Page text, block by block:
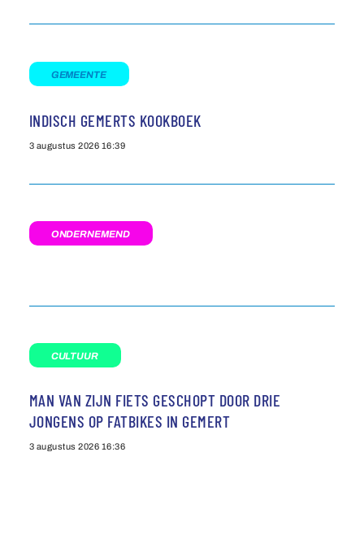
GEMEENTE
INDISCH GEMERTS KOOKBOEK
3 augustus 2026 16:39
ONDERNEMEND
CULTUUR
MAN VAN ZIJN FIETS GESCHOPT DOOR DRIE
JONGENS OP FATBIKES IN GEMERT
3 augustus 2026 16:36